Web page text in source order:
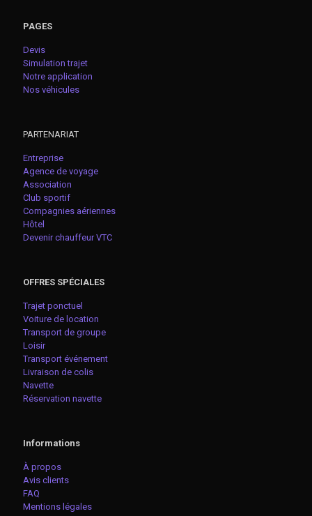
PAGES
Devis
Simulation trajet
Notre application
Nos véhicules
PARTENARIAT
Entreprise
Agence de voyage
Association
Club sportif
Compagnies aériennes
Hôtel
Devenir chauffeur VTC
OFFRES SPÉCIALES
Trajet ponctuel
Voiture de location
Transport de groupe
Loisir
Transport événement
Livraison de colis
Navette
Réservation navette
Informations
À propos
Avis clients
FAQ
Mentions légales